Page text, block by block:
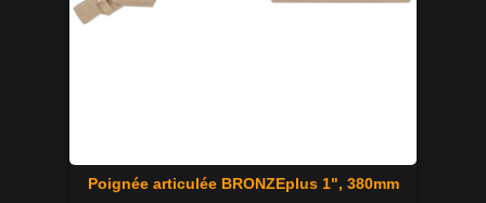
Poignée articulée BRONZEplus 1", 380mm